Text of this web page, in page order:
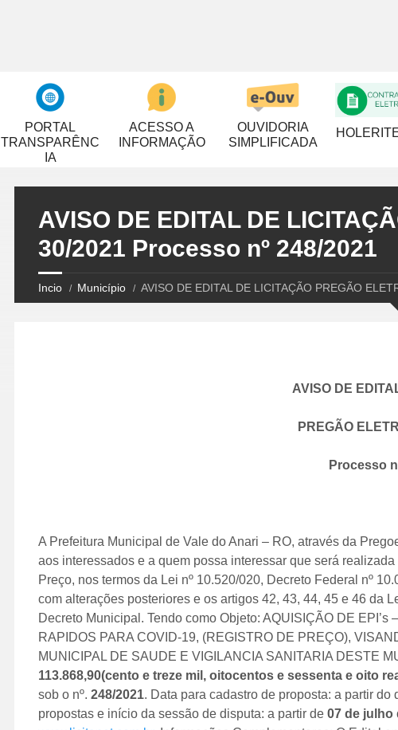
PORTAL
TRANSPARÊNC
IA
ACESSO A
INFORMAÇÃO
OUVIDORIA
SIMPLIFICADA
AVISO DE EDITAL DE
30/2021 Processo nº 248/2021
Incio Município AVISO DE EDITAL DE LICITAÇÃO PREGÃO
AVISO DE
PREGÃO
Processo
A Prefeitura Municipal de Vale do Anari – RO, através da
aos interessados e a quem possa interessar que será
Preço, nos termos da Lei nº 10.520/020, Decreto Federal nº
com alterações posteriores e os artigos 42, 43, 44, 45 e 46 da
Decreto Municipal. Tendo como Objeto: AQUISIÇÃO DE
RAPIDOS PARA COVID-19, (REGISTRO DE PREÇO),
MUNICIPAL DE SAUDE E VIGILANCIA SANITARIA DESTE
113.868,90(cento e treze mil, oitocentos e sessenta e oito
sob o nº. 248/2021. Data para cadastro de proposta: a partir do
propostas e início da sessão de disputa: a partir de 07 de julho